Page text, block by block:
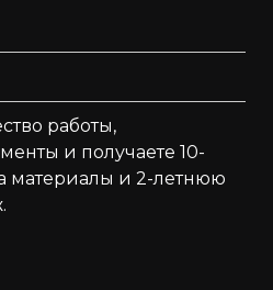
работы,
и получаете 10-
материалы и 2-летнюю